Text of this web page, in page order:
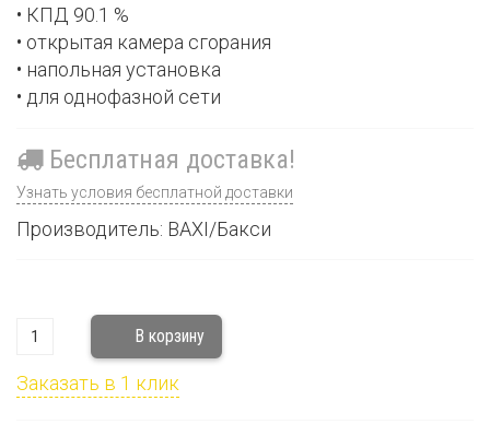
• КПД 90.1 %
• открытая камера сгорания
• напольная установка
• для однофазной сети
Бесплатная доставка!
Узнать условия бесплатной доставки
Производитель: BAXI/Бакси
Заказать в 1 клик